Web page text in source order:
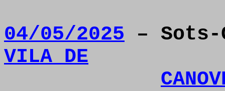
04/05/2025 – Sots-
VILA DE